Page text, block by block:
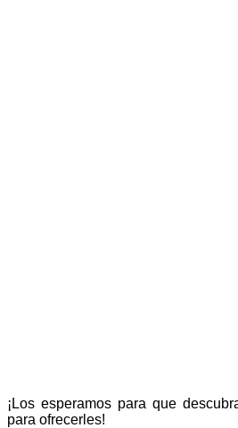
¡Los esperamos para que
para ofrecerles!